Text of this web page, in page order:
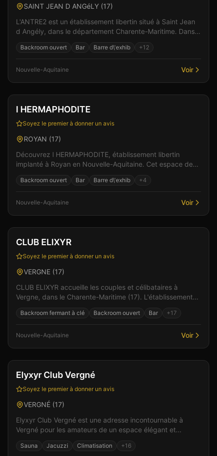
SAINT JEAN D ANGéLY (17)
L'ANTRE2 est un établissement libertin situé à Saint Jean
d Angély, dans le département Charente-Maritime. Dans
Backroom ouvert Bar Barre d\'exhib +12
Nouvelle-Aquitaine Voir
Club Bar +1
l HERMAPHODITE
Soyez le premier à donner un avis
ROYAN (17)
Découvrez l HERMAPHODITE, établissement libertin
implanté à Royan en Nouvelle-Aquitaine. Cet espace de
Backroom ouvert Bar Barre d\'exhib +4
Nouvelle-Aquitaine Voir
Club Sauna +5
CLUB ELIXYR
Soyez le premier à donner un avis
VERGNE (17)
CLUB ELIXYR accueille les couples et célibataires à
Vergne, dans le Charente-Maritime (17). L'établissement
Backroom fermant à clé Backroom ouvert Bar +17
Nouvelle-Aquitaine Voir
Bar Club +7
Elyxyr Club Vergné
Soyez le premier à donner un avis
VERGNÉ (17)
Elyxyr Club Vergné est une adresse incontournable à
Vergné pour les amateurs de un espace élégant et
Sauna Jacuzzi Climatisation +16